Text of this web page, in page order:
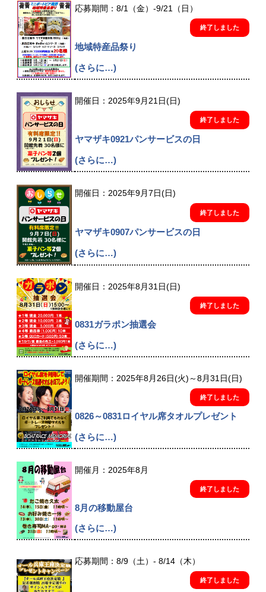
応募期間：8/1（金）-9/21（日）
終了しました
地域特産品祭り
(さらに…)
開催日：2025年9月21日(日)
終了しました
ヤマザキ0921パンサービスの日
(さらに…)
開催日：2025年9月7日(日)
終了しました
ヤマザキ0907パンサービスの日
(さらに…)
開催日：2025年8月31日(日)
終了しました
0831ガラポン抽選会
(さらに…)
開催期間：2025年8月26日(火)～8月31日(日)
終了しました
0826～0831ロイヤル席タオルプレゼント
(さらに…)
開催月：2025年8月
終了しました
8月の移動屋台
(さらに…)
応募期間：8/9（土）- 8/14（木）
終了しました